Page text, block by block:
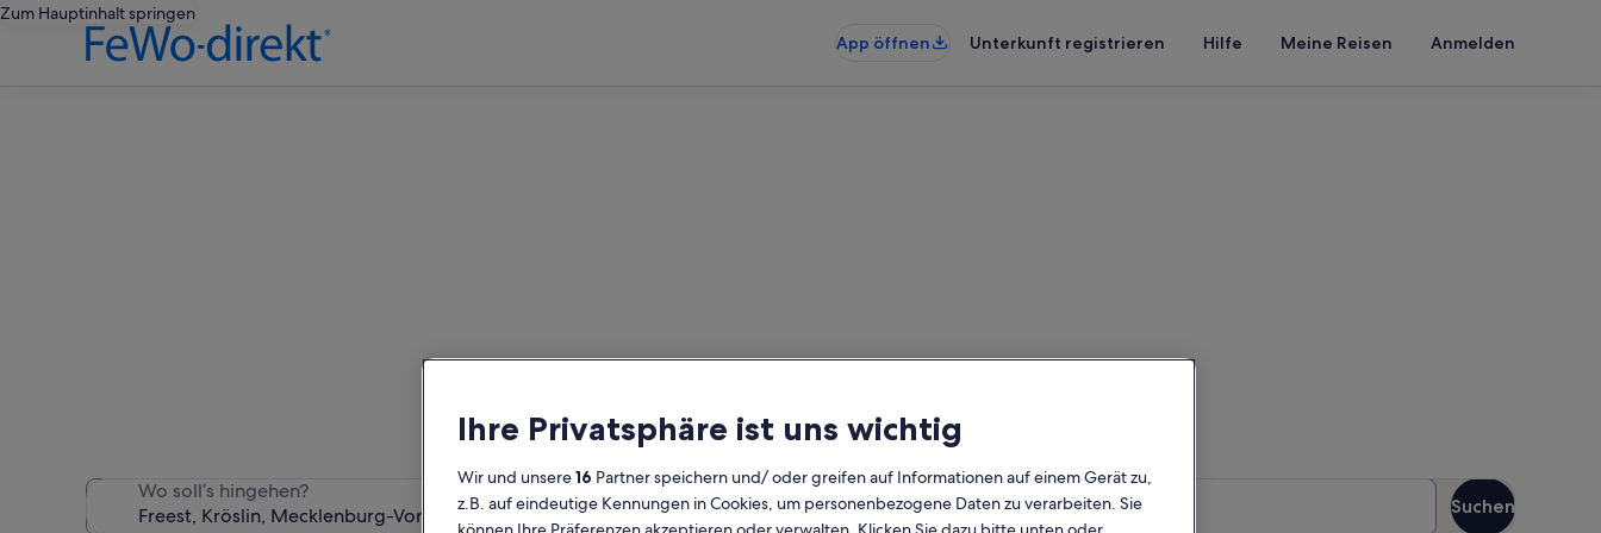
Zum Hauptinhalt springen
App öffnen
Unterkunft registrieren Hilfe Meine Reisen Anmelden
um die Verfügbarkeit zu prüfen
Wo soll’s hingehen? Daten
Gäste
2 Gäste
Suchen
Ihre Privatsphäre ist uns wichtig
Wir und unsere16 Partner speichern und/ oder greifen auf Informationen auf einem Gerät zu,
z.B. auf eindeutige Kennungen in Cookies, um personenbezogene Daten zu verarbeiten. Sie